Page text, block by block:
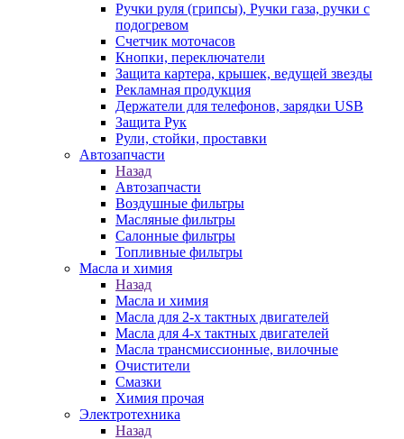
Ручки руля (грипсы), Ручки газа, ручки с
подогревом
Счетчик моточасов
Кнопки, переключатели
Защита картера, крышек, ведущей звезды
Рекламная продукция
Держатели для телефонов, зарядки USB
Защита Рук
Рули, стойки, проставки
Автозапчасти
Назад
Автозапчасти
Воздушные фильтры
Масляные фильтры
Салонные фильтры
Топливные фильтры
Масла и химия
Назад
Масла и химия
Масла для 2-х тактных двигателей
Масла для 4-х тактных двигателей
Масла трансмиссионные, вилочные
Очистители
Смазки
Химия прочая
Электротехника
Назад